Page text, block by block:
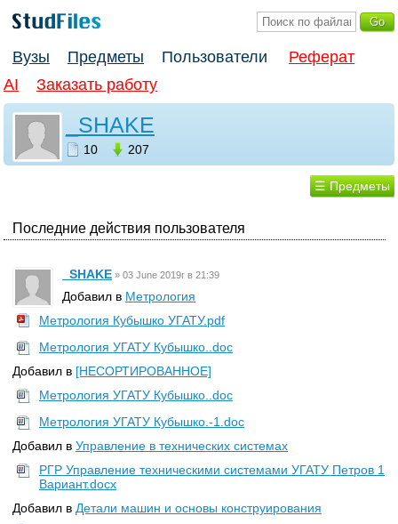
Вузы Предметы Пользователи
Реферат
AI
Заказать работу
_SHAKE
10 207
☰ Предметы
Последние действия пользователя
_SHAKE » 03 June 2019г в 21:39
Добавил в Метрология
Метрология Кубышко УГАТУ.pdf
Метрология УГАТУ Кубышко..doc
Добавил в [НЕСОРТИРОВАННОЕ]
Метрология УГАТУ Кубышко..doc
Метрология УГАТУ Кубышко.-1.doc
Добавил в Управление в технических системах
РГР Управление техническими системами УГАТУ Петров 1
Вариант.docx
Добавил в Детали машин и основы конструирования